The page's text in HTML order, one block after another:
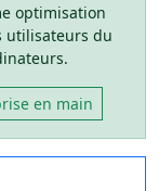
optimisation
utilisateurs du
en main